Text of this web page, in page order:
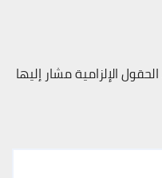
الحقول الإلزامية مشار إليها